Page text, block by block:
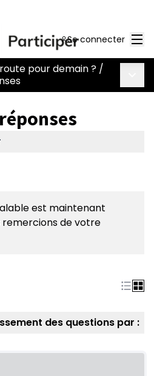
Se connecter
pour demain ? /
est maintenant
remercions de votre
des questions par :